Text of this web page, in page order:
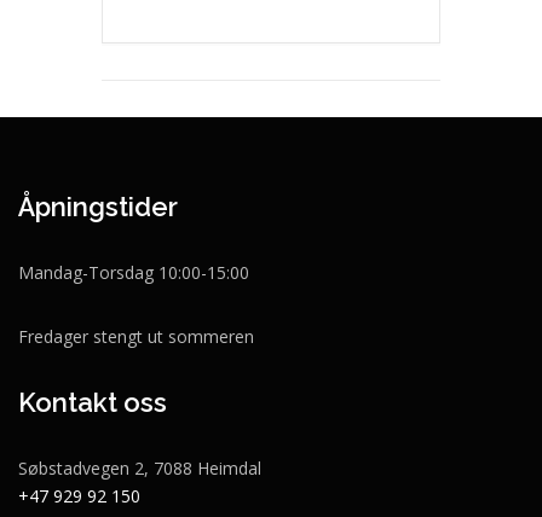
Åpningstider
Mandag-Torsdag 10:00-15:00
Fredager stengt ut sommeren
Kontakt oss
Søbstadvegen 2, 7088 Heimdal
+47 929 92 150